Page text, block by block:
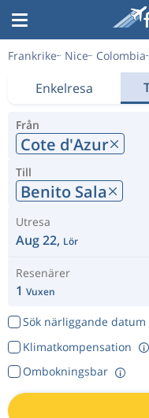
Frankrike Nice Colombia
Enkelresa
Från
Cote d'Azur
Till
Benito Sala
Utresa
Aug 22, Lör
Resenärer
1 Vuxen
Sök närliggande datum
Klimatkompensation
Ombokningsbar